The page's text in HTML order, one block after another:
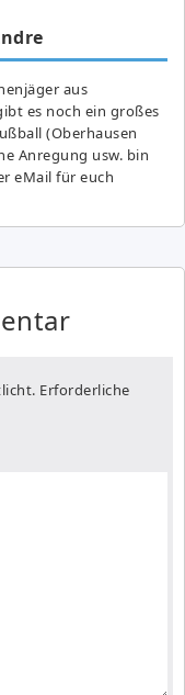
aus
es noch ein großes
(Oberhausen
Anregung usw. bin
eMail für euch
Erforderliche